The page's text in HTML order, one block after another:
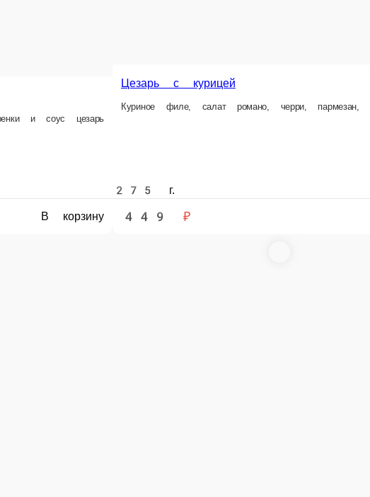
и соус цезарь
В корзину
Цезарь с курицей
Куриное филе, салат романо, черри, пармезан,
275 г.
449 ₽